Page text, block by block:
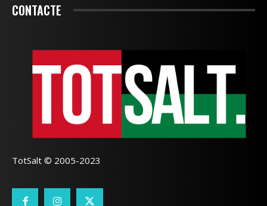
CONTACTE
TotSalt © 2005-2023